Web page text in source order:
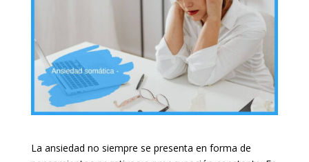
La ansiedad no siempre se presenta en forma de